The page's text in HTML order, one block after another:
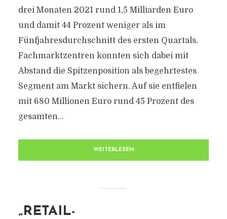
drei Monaten 2021 rund 1,5 Milliarden Euro
und damit 44 Prozent weniger als im
Fünfjahresdurchschnitt des ersten Quartals.
Fachmarktzentren konnten sich dabei mit
Abstand die Spitzenposition als begehrtestes
Segment am Markt sichern. Auf sie entfielen
mit 680 Millionen Euro rund 45 Prozent des
gesamten...
WEITERLESEN
„RETAIL-